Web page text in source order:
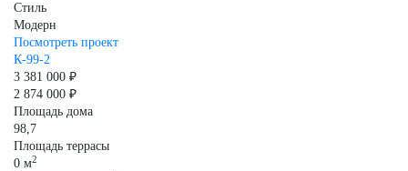
Стиль
Модерн
Посмотреть проект
К-99-2
3 381 000 ₽
2 874 000 ₽
Площадь дома
98,7
Площадь террасы
0 м2